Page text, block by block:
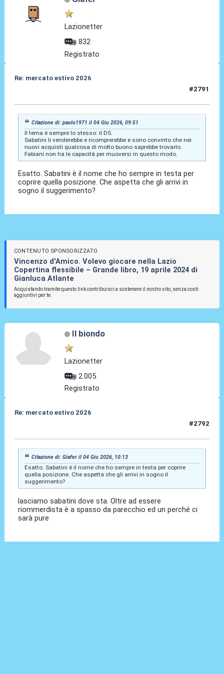
Lazionetter
832
Registrato
Re: mercato estivo 2026
#2791
Citazione di: paolo1971 il 04 Giu 2026, 09:51
Il tema è sempre lo stesso: il DS.
Sabatini li venderebbe e ricomprerebbe e sono convinto che nei
nuovi acquisti qualcosa di molto buono saprebbe trovarlo.
Fabiani non ha le capacità per muoversi in questo modo.
Esatto. Sabatini è il nome che ho sempre in testa per
coprire quella posizione. Che aspetta che gli arrivi in
sogno il suggerimento?
CONTENUTO SPONSORIZZATO
Vincenzo d'Amico. Volevo giocare nella Lazio
Copertina flessibile – Grande libro, 19 aprile 2024 di
Gianluca Atlante
Acquistando tramite questo link contribuisci a sostenere il nostro sito, senza costi
aggiuntivi per te.
Il biondo
Lazionetter
2.005
Registrato
Re: mercato estivo 2026
#2792
Citazione di: Giafer il 04 Giu 2026, 10:13
Esatto. Sabatini è il nome che ho sempre in testa per coprire
quella posizione. Che aspetta che gli arrivi in sogno il
suggerimento?
lasciamo sabatini dove sta. Oltre ad essere
riommerdista è a spasso da parecchio ed un perché ci
sarà pure